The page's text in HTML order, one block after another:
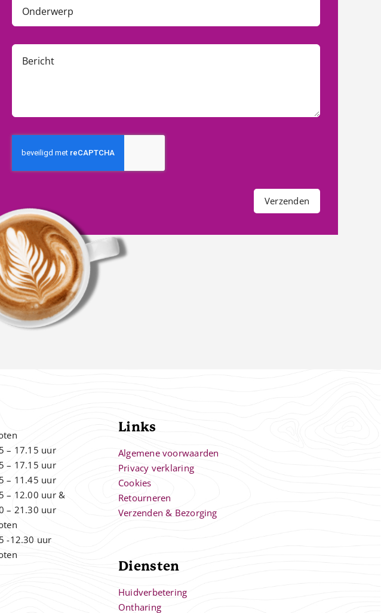
Verzenden
– 17.15 uur
– 17.15 uur
– 11.45 uur
– 12.00 uur &
– 21.30 uur
-12.30 uur
Links
Algemene voorwaarden
Privacy verklaring
Cookies
Retourneren
Verzenden & Bezorging
Diensten
Huidverbetering
Ontharing